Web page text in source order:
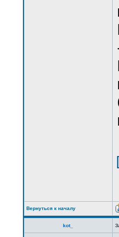
Вернуться к началу
kot_